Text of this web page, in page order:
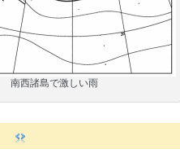
南西諸島で激しい雨